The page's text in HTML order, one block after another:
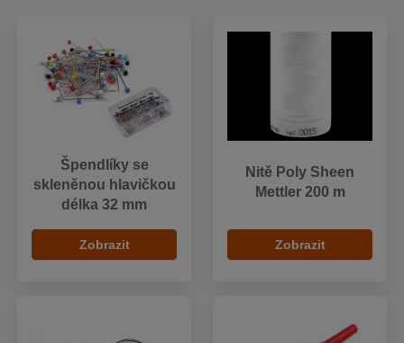
Špendlíky se
skleněnou hlavičkou
délka 32 mm
Zobrazit
Nitě Poly Sheen
Mettler 200 m
Zobrazit